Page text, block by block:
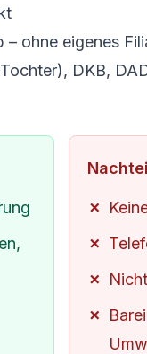
ohne eigenes
DKB,